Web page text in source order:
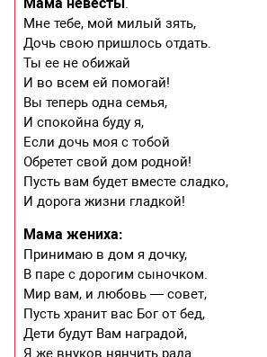
Мама невесты .
Мне тебе, мой милый зять,
Дочь свою пришлось отдать.
Ты ее не обижай
И во всем ей помогай!
Вы теперь одна семья,
И спокойна буду я,
Если дочь моя с тобой
Обретет свой дом родной!
Пусть вам будет вместе сладко,
И дорога жизни гладкой!
Мама жениха:
Принимаю в дом я дочку,
В паре с дорогим сыночком.
Мир вам, и любовь — совет,
Пусть хранит вас Бог от бед,
Дети будут Вам наградой,
Я же внуков нянчить рада.